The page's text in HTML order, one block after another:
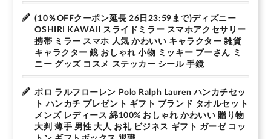
(10％OFFクーポン延長 26日23:59まで)ディズニー
OSHIRI KAWAII スライドミラー スマホアクセサリー
携帯 ミラー スマホ 人気 かわいい キャラクター 雑貨
キャラクター 鏡 おしゃれ 小物 ミッキー プーさん ミ
ニー グッズ コスメ ステッカー シール 手鏡
ポロ ラルフローレン Polo Ralph Lauren ハンカチセッ
ト ハンカチ プレゼント ギフト ブランド タオルセット
メンズ レディース 綿100% おしゃれ かわいい 贈り物
大判 薄手 男性 大人 お礼 ビジネス ギフト ガーゼ コッ